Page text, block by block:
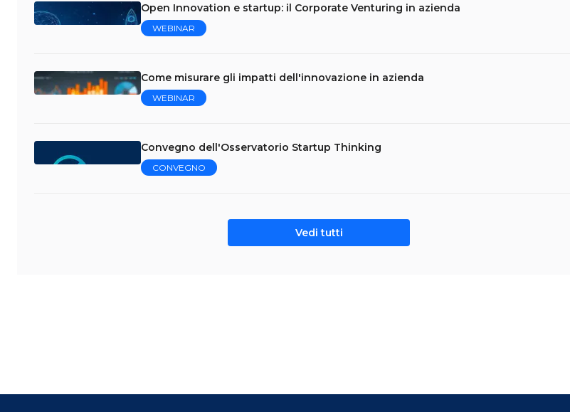
Open Innovation e startup: il Corporate Venturing in azienda
WEBINAR
Come misurare gli impatti dell'innovazione in azienda
WEBINAR
Convegno dell'Osservatorio Startup Thinking
CONVEGNO
Vedi tutti